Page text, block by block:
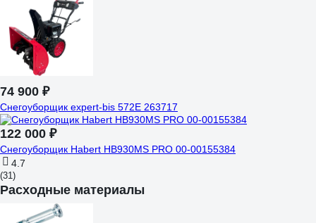
74 900 ₽
Снегоуборщик expert-bis 572Е 263717
122 000 ₽
Снегоуборщик Habert HB930MS PRO 00-00155384
4.7
(31)
Расходные материалы